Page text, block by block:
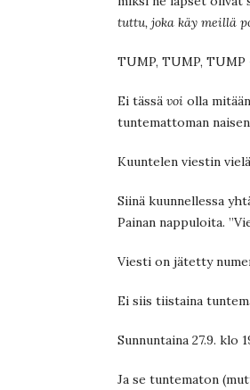
tuttu, joka käy meillä
TUMP, TUMP, TUMP
Ei tässä voi olla
tuntemattoman
Kuuntelen viestin
Siinä kuunnellessa
Painan nappuloita.
Viesti on jätetty
Ei siis tiistaina
Sunnuntaina 27.9. klo
Ja se tuntematon